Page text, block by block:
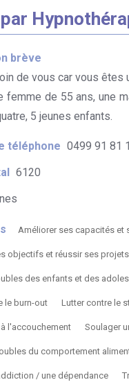
brève
de vous car vous êtes
femme de 55 ans, une
5 jeunes enfants.
téléphone 0499 91 81
6120
Améliorer ses capacités et
objectifs et réussir ses projets
des enfants et des
le burn-out Lutter contre le
l'accouchement Soulager
du comportement
/ une dépendance